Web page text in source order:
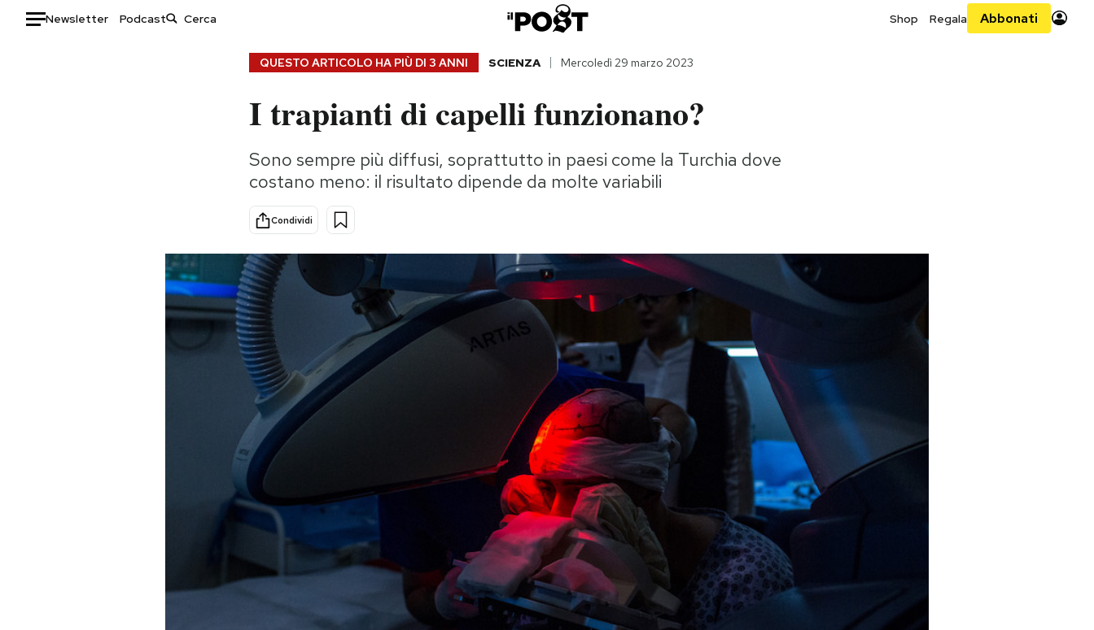
Newsletter Podcast Shop Regala Abbonati
Consumismi
Storie/Idee
Ok Boomer!
Media
Altrecose
Mondiali calcio 2026
QUESTO ARTICOLO HA PIÙ DI 3 ANNI SCIENZA Mercoledì 29 marzo 2023
I trapianti di capelli funzionano?
Sono sempre più diffusi, soprattutto in paesi come la Turchia dove
costano meno: il risultato dipende da molte variabili
Condividi